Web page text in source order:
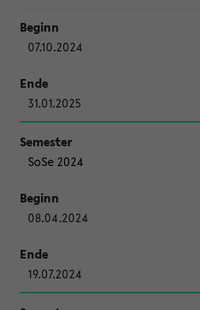
07.10.2024
31.01.2025
SoSe 2024
08.04.2024
19.07.2024